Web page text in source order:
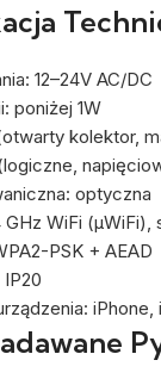
12–24V AC/DC
poniżej 1W
kolektor,
optyczna
GHz WiFi
PSK + AEAD